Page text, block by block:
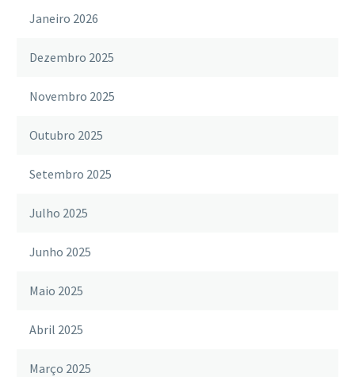
Janeiro 2026
Dezembro 2025
Novembro 2025
Outubro 2025
Setembro 2025
Julho 2025
Junho 2025
Maio 2025
Abril 2025
Março 2025